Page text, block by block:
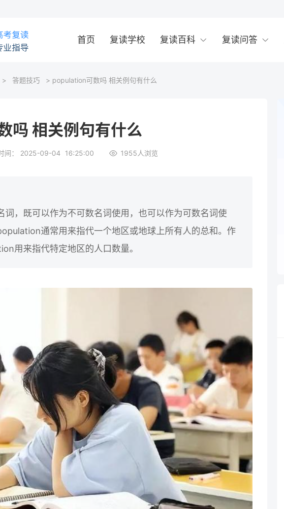
首页 复读学校 复读百科 复读问答
> 答题技巧 > population可数吗 相关例句有什么
吗 相关例句有什么
间： 2025-09-04 16:25:00 1955 人浏览
，既可以作为不可数名词使用，也可以作为可数名词使
通常用来指代一个地区或地球上所有人的总和。作
用来指代特定地区的人口数量。